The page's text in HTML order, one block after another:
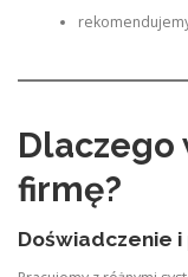
Dlaczego
firmę?
Doświadczenie